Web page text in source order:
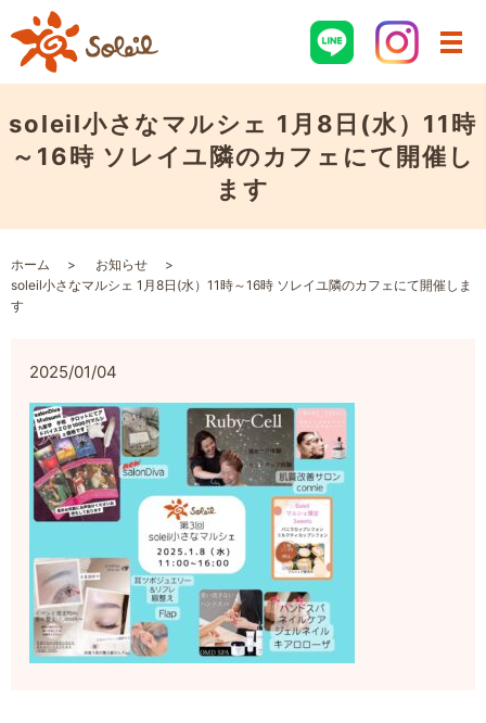
soleil小さなマルシェ 1月8日(水）11時
～16時 ソレイユ隣のカフェにて開催し
ます
ホーム
お知らせ
soleil小さなマルシェ 1月8日(水）11時～16時 ソレイユ隣のカフェにて開催しま
す
2025/01/04